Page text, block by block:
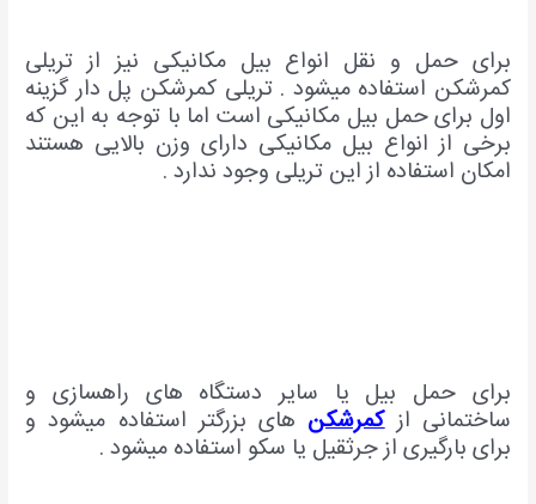
برای حمل و نقل انواع بیل مکانیکی نیز از تریلی
کمرشکن استفاده میشود . تریلی کمرشکن پل دار گزینه
اول برای حمل بیل مکانیکی است اما با توجه به این که
برخی از انواع بیل مکانیکی دارای وزن بالایی هستند
امکان استفاده از این تریلی وجود ندارد .
برای حمل بیل یا سایر دستگاه های راهسازی و
ساختمانی ازکمرشکن های بزرگتر استفاده میشود و
برای بارگیری از جرثقیل یا سکو استفاده میشود .